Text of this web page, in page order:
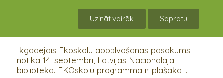
Uzināt vairāk Sapratu
Zantes pamatskolai 11 Zaļais karogs!
Ikgadējais Ekoskolu apbalvošanas pasākums
notika 14. septembrī, Latvijas Nacionālajā
bibliotēkā. EKOskolu programma ir plašākā ...